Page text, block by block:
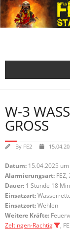
Skip
to
content
W-3
GROSS
By FE2
Datum: 15.04.2025
Alarmierungsart: FEZ,
Dauer: 1 Stunde 18
Einsatzart:
Einsatzort:Wehlen
Weitere Kräfte:
Zeltingen-Rachtig
,